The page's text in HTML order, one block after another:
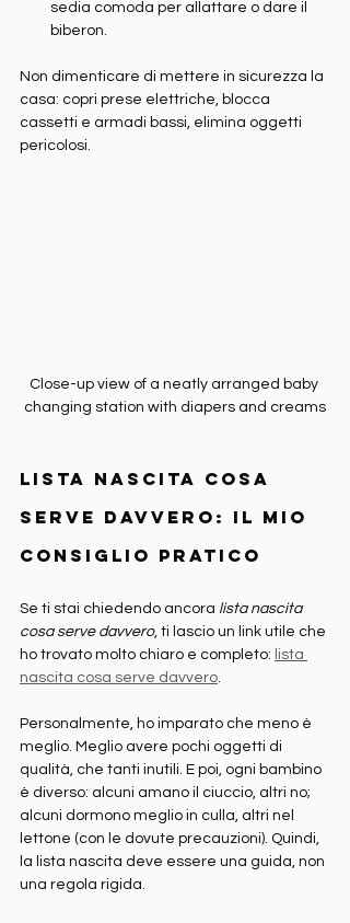
sedia comoda per allattare o dare il
biberon.
Non dimenticare di mettere in sicurezza la
casa: copri prese elettriche, blocca
cassetti e armadi bassi, elimina oggetti
pericolosi.
Close-up view of a neatly arranged baby
changing station with diapers and creams
Lista nascita cosa
serve davvero: il mio
consiglio pratico
Se ti stai chiedendo ancora lista nascita
cosa serve davvero, ti lascio un link utile che
ho trovato molto chiaro e completo: lista
nascita cosa serve davvero
Personalmente, ho imparato che meno è
meglio. Meglio avere pochi oggetti di
qualità, che tanti inutili. E poi, ogni bambino
è diverso: alcuni amano il ciuccio, altri no;
alcuni dormono meglio in culla, altri nel
lettone (con le dovute precauzioni). Quindi,
la lista nascita deve essere una guida, non
una regola rigida.